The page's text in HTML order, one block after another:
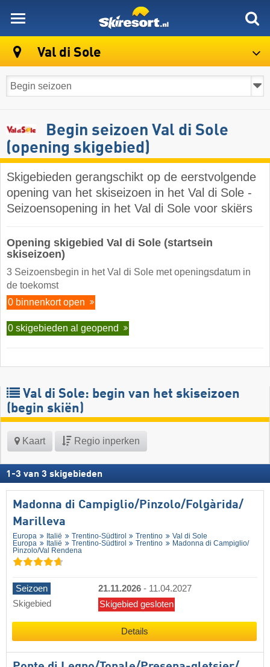
Val di Sole
Begin seizoen Val di Sole
(opening skigebied)
Skigebieden gerangschikt op de eerstvolgende
opening van het skiseizoen in het Val di Sole -
Seizoensopening in het Val di Sole voor skiërs
Opening skigebied Val di Sole (startsein
skiseizoen)
3 Seizoensbegin in het Val di Sole met openingsdatum in
de toekomst
0 binnenkort open
0 skigebieden al geopend
Val di Sole: begin van het skiseizoen
(begin skiën)
Kaart Regio inperken
1 -3 van 3 skigebieden
Madonna di Campiglio/​Pinzolo/​Folgàrida/​
Marilleva
Europa Italië Trentino-Südtirol Trentino
Val di Sole
Europa
Italië Trentino-Südtirol Trentino
Madonna di Campiglio/​
Pinzolo/​Val Rendena
Seizoen 21.11.2026 - 11.04.2027
Skigebied
Skigebied gesloten
Details